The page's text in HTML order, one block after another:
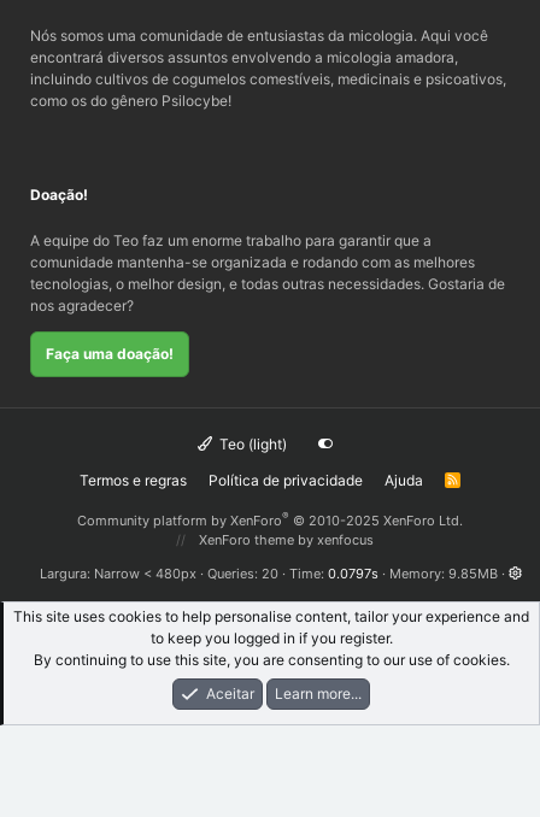
Nós somos uma comunidade de entusiastas da micologia. Aqui você
encontrará diversos assuntos envolvendo a micologia amadora,
incluindo cultivos de cogumelos comestíveis, medicinais e psicoativos,
como os do gênero Psilocybe!
Doação!
A equipe do Teo faz um enorme trabalho para garantir que a
comunidade mantenha-se organizada e rodando com as melhores
tecnologias, o melhor design, e todas outras necessidades. Gostaria de
nos agradecer?
Faça uma doação!
Teo (light)
Termos e regras
Política de privacidade Ajuda
R
Community platform by XenForo® © 2010-2025 XenForo Ltd.
XenForo theme by xenfocus
Largura
Queries 20 Time 0.0797s Memory 9.85MB
This site uses cookies to help personalise content, tailor your experience and
to keep you logged in if you register.
By continuing to use this site, you are consenting to our use of cookies.
Aceitar
Learn more...